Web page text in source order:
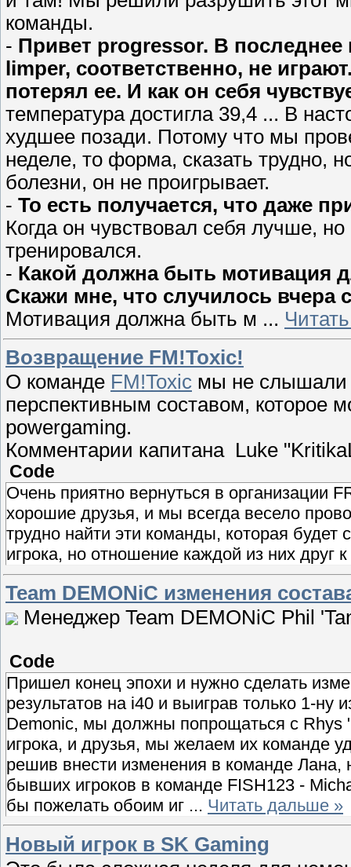
команды.
- Привет progressor. В
limper, соответственно, не
потерял ее. И как он себя
температура достигла 39,4 ... В
худшее позади. Потому что мы
неделе, то форма, сказать трудно,
болезни, он не проигрывает.
- То есть получается, что даже
Когда он чувствовал себя лучше,
тренировался.
- Какой должна быть мотивация
Скажи мне, что случилось вчера
Мотивация должна быть м ...
Возвращение FM!Toxic!
О команде FM!Toxic мы не слышали
перспективным составом, которое
powergaming.
Комментарии капитана Luke
Code
Очень приятно вернуться в
хорошие друзья, и мы всегда весело
трудно найти эти команды, которая будет
игрока, но отношение каждой из них друг
Team DEMONiC изменения
Менеджер Team DEMONiC Phil
Code
Пришел конец эпохи и нужно сделать
результатов на i40 и выиграв только 1-ну
Demonic, мы должны попрощаться с Rhys
игрока, и друзья, мы желаем их команде
решив внести изменения в команде
бывших игроков в команде FISH123 -
бы пожелать обоим иг ... Читать дальше »
Новый игрок в SK Gaming